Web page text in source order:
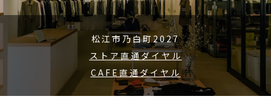
松江市乃白町2027
ストア直通ダイヤル
CAFE直通ダイヤル